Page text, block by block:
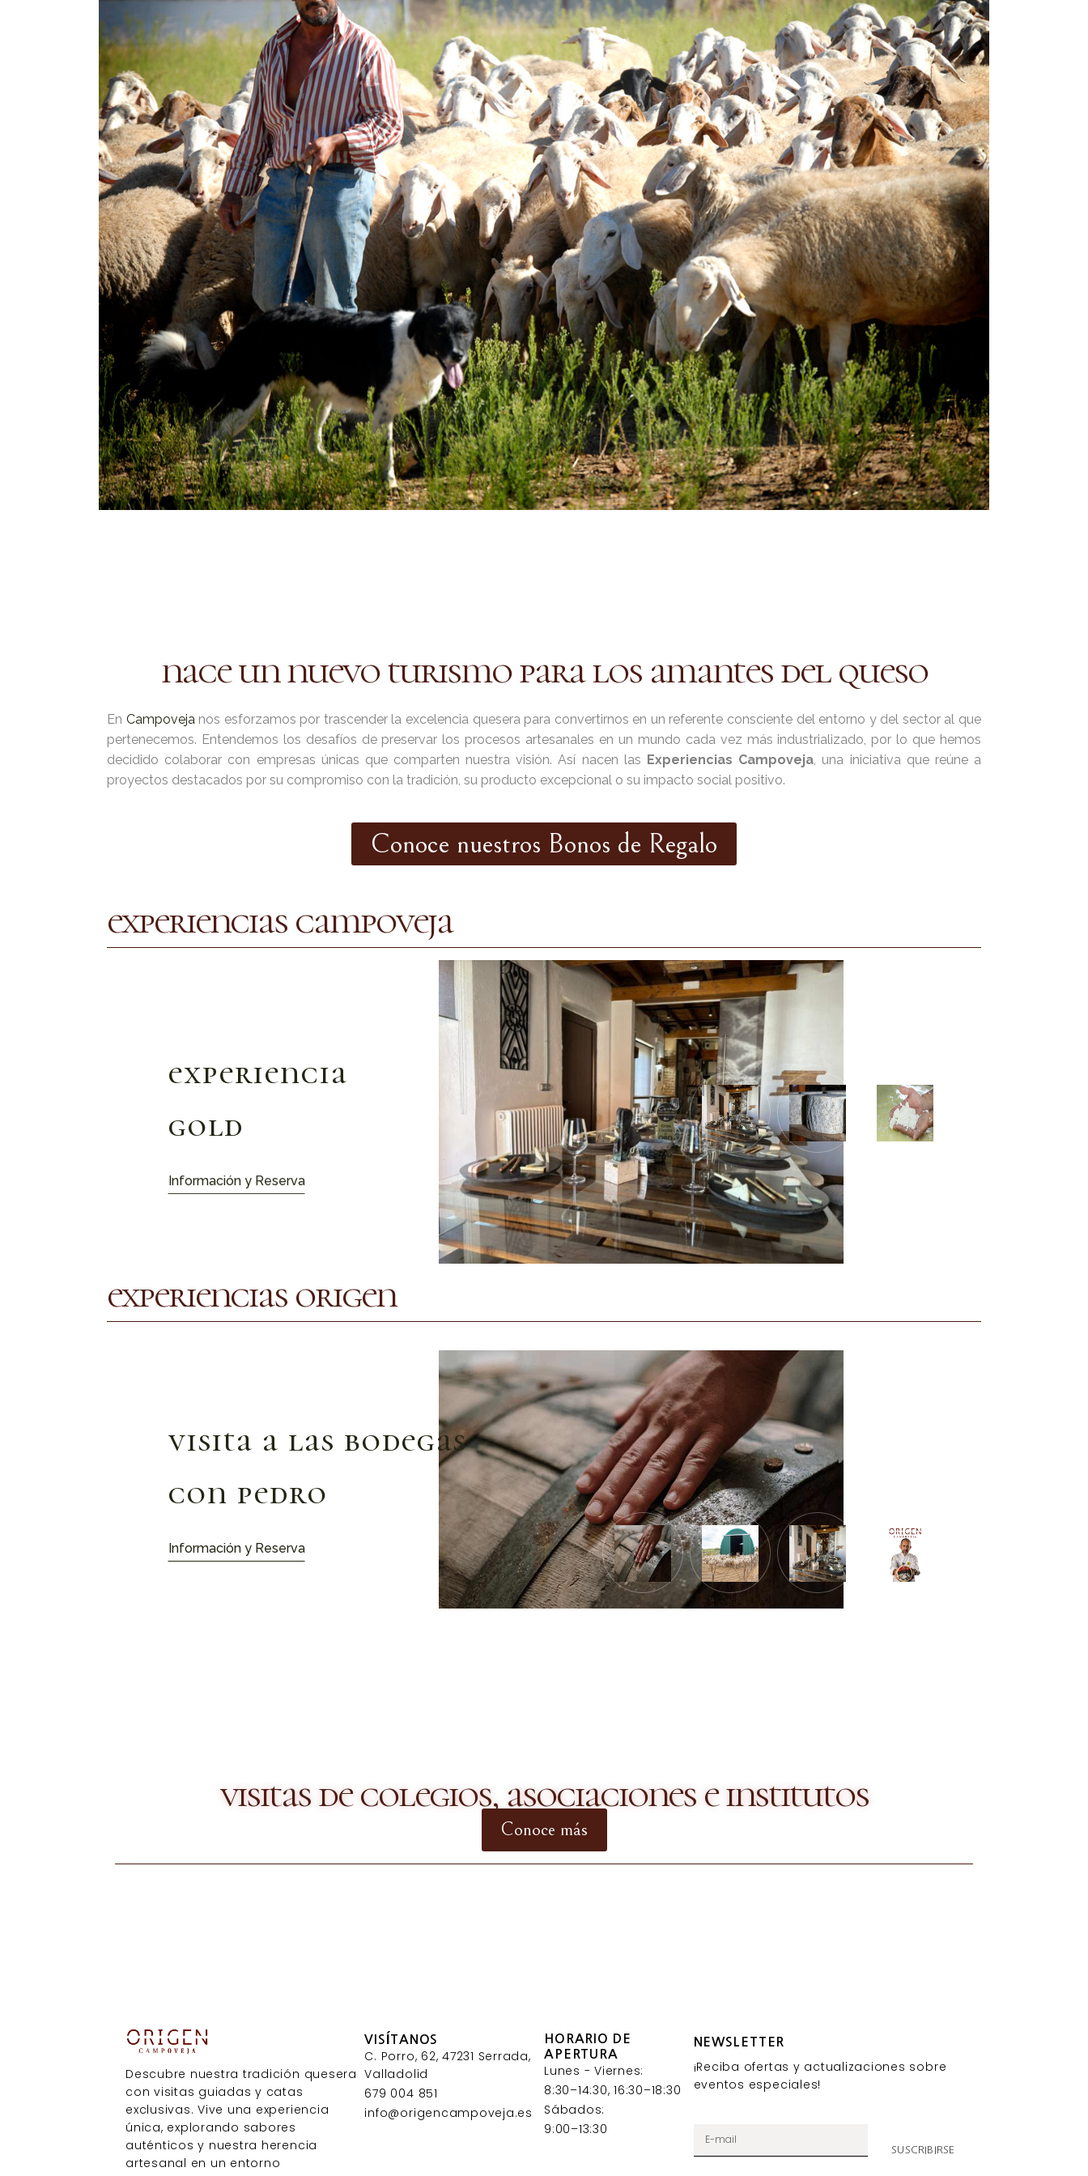
nace un nuevo turismo para los amantes del queso
En Campovejanos esforzamos por trascender la excelencia quesera para convertirnos en un referente consciente del entorno y del sector al que
pertenecemos. Entendemos los desafíos de preservar los procesos artesanales en un mundo cada vez más industrializado, por lo que hemos
decidido colaborar con empresas únicas que comparten nuestra visión. Así nacen las Experiencias Campoveja, una iniciativa que reúne a
proyectos destacados por su compromiso con la tradición, su producto excepcional o su impacto social positivo.
Conoce nuestros Bonos de Regalo
experiencias campoveja
experiencias origen
visita a las ovejas
con noelia
Información y Reserva
visitas de colegios, asociaciones e institutos
Conoce más
Descubre nuestra tradición quesera
con visitas guiadas y catas
exclusivas. Vive una experiencia
única, explorando sabores
auténticos y nuestra herencia
artesanal en un entorno
VISÍTANOS
C. Porro, 62, 47231 Serrada,
Valladolid
679 004 851
info@origencampoveja.es
HORARIO DE
APERTURA
Lunes - Viernes:
8:30–14:30, 16:30–18:30
Sábados:
9:00–13:30
NEWSLETTER
¡Reciba ofertas y actualizaciones sobre
eventos especiales!
SUSCRIBIRSE